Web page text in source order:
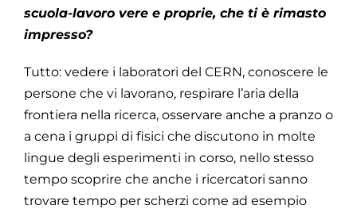
scuola-lavoro vere e proprie, che ti è rimasto
impresso?
Tutto: vedere i laboratori del CERN, conoscere le
persone che vi lavorano, respirare l’aria della
frontiera nella ricerca, osservare anche a pranzo o
a cena i gruppi di fisici che discutono in molte
lingue degli esperimenti in corso, nello stesso
tempo scoprire che anche i ricercatori sanno
trovare tempo per scherzi come ad esempio